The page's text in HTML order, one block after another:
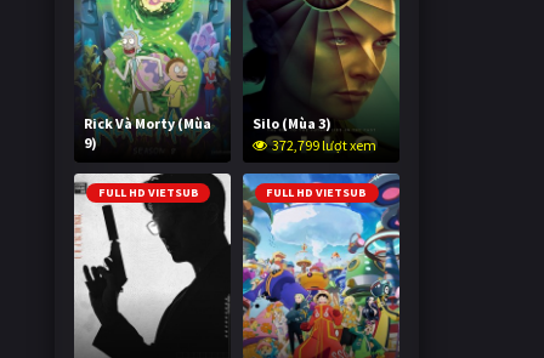
Rick Và Morty (Mùa
9)
3,000,731 lượt xem
Silo (Mùa 3)
372,799 lượt xem
FULL HD VIETSUB FULL HD VIETSUB